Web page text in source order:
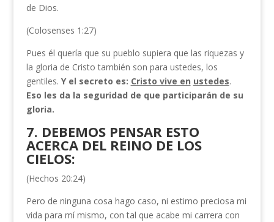
de Dios.
(Colosenses 1:27)
Pues él quería que su pueblo supiera que las riquezas y
la gloria de Cristo también son para ustedes, los
gentiles. Y el secreto es: Cristo vive en ustedes.
Eso les da la seguridad de que participarán de su
gloria.
7. DEBEMOS PENSAR ESTO
ACERCA DEL REINO DE LOS
CIELOS:
(Hechos 20:24)
Pero de ninguna cosa hago caso, ni estimo preciosa mi
vida para mí mismo, con tal que acabe mi carrera con